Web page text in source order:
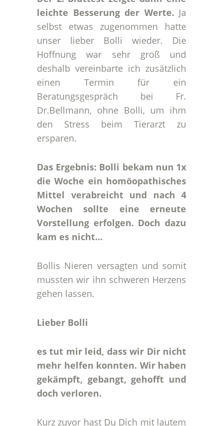
leichte Besserung der Werte. Ja
selbst etwas zugenommen hatte
unser lieber Bolli wieder. Die
Hoffnung war sehr groß und
deshalb vereinbarte ich zusätzlich
einen Termin für ein
Beratungsgespräch bei Fr.
Dr.Bellmann, ohne Bolli, um ihm
den Stress beim Tierarzt zu
ersparen.
Das Ergebnis: Bolli bekam nun 1x
die Woche ein homöopathisches
Mittel verabreicht und nach 4
Wochen sollte eine erneute
Vorstellung erfolgen. Doch dazu
kam es nicht…
Bollis Nieren versagten und somit
mussten wir ihn schweren Herzens
gehen lassen.
Lieber Bolli
es tut mir leid, dass wir Dir nicht
mehr helfen konnten. Wir haben
gekämpft, gebangt, gehofft und
doch verloren.
Kurz zuvor hast Du Dich mit lautem